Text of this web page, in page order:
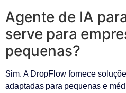
Agente de IA
serve para
pequenas?
Sim. A DropFlow fornece
adaptadas para pequenas e